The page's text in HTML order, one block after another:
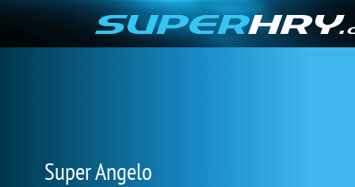
Super Angelo